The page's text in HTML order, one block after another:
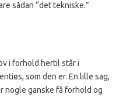
sådan “det tekniske.”
i forhold hertil står i
som den er. En lille sag,
nogle ganske få forhold og